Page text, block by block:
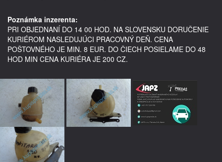
Poznámka inzerenta:
PRI OBJEDNANÍ DO 14 00 HOD. NA SLOVENSKU DORUČENIE
KURIÉROM NASLEDUJÚCI PRACOVNÝ DEŇ. CENA
POŠTOVNÉHO JE MIN. 8 EUR. DO ČIECH POSIELAME DO 48
HOD MIN CENA KURIÉRA JE 200 CZ.